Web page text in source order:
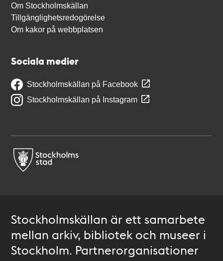
Om Stockholmskällan
Tillgänglighetsredogörelse
Om kakor på webbplatsen
Sociala medier
Stockholmskällan på Facebook
Stockholmskällan på Instagram
Stockholmskällan är ett samarbete
mellan arkiv, bibliotek och museer i
Stockholm. Partnerorganisationer